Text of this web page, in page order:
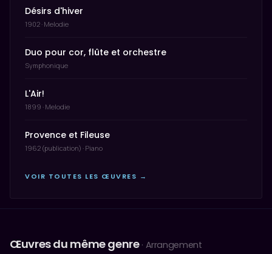
Désirs d'hiver
1902 · Melodie
Duo pour cor, flûte et orchestre
Symphonique
L'Air!
1899 · Melodie
Provence et Fileuse
1962 (publication) · Piano
VOIR TOUTES LES ŒUVRES →
Œuvres du même genre · Arrangement